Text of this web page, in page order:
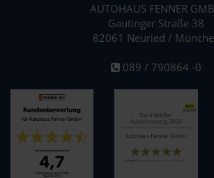
AUTOHAUS FENNER
Gautinger Straße 38
82061 Neuried /
089 / 790864 -0